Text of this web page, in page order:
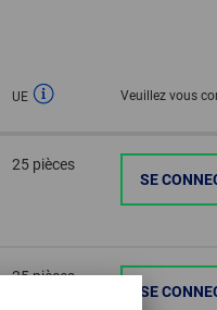
UE Veuillez vous
25 pièces
SE
25 pièces
SE